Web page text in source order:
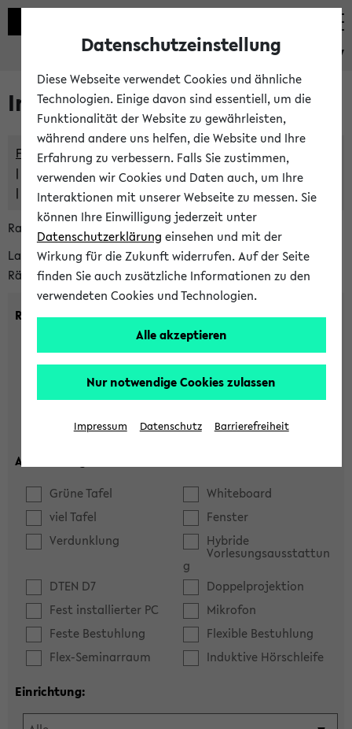
eKVV
Im eKVV verwaltete Räume
Freie Räume und Veranstaltungsüberschneidungen
Raumüberschneidungen
Hinweise der zentralen Raumvergabe
Raumanfragen:
raumvergabe@uni-bielefeld.de
Lassen Sie sich alle Räume anzeigen oder suchen Sie nach
Räumen mit bestimmten Eigenschaften:
Raumkriterien:
max. Plätze:
Ausstattung:
Grüne Tafel
Whiteboard
viel Tafel
Fenster
Verdunklung
Hybride
Vorlesungsausstattun
g
DTEN D7
Doppelprojektion
Fest installierter PC
Mikrofon
Feste Bestuhlung
Flexible Bestuhlung
Flex-Seminarraum
Induktive Hörschleife
Einrichtung:
Datenschutzeinstellung
Diese Webseite verwendet Cookies und ähnliche
Technologien. Einige davon sind essentiell, um die
Funktionalität der Website zu gewährleisten,
während andere uns helfen, die Website und Ihre
Erfahrung zu verbessern. Falls Sie zustimmen,
verwenden wir Cookies und Daten auch, um Ihre
Interaktionen mit unserer Webseite zu messen. Sie
können Ihre Einwilligung jederzeit unter
Datenschutzerklärung einsehen und mit der
Wirkung für die Zukunft widerrufen. Auf der Seite
finden Sie auch zusätzliche Informationen zu den
verwendeten Cookies und Technologien.
Alle akzeptieren
Nur notwendige Cookies zulassen
Impressum Datenschutz Barrierefreiheit